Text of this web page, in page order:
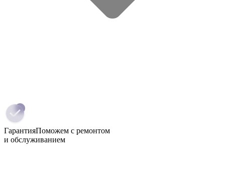
ГарантияПоможем с ремонтом
и обслуживанием